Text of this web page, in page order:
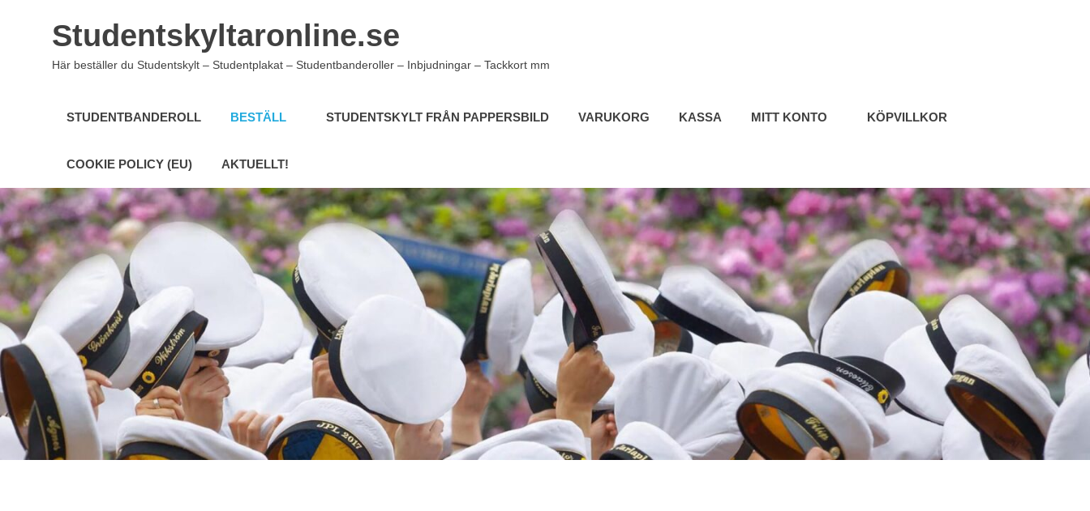
Studentskyltaronline.se
Här beställer du Studentskylt – Studentplakat – Studentbanderoller – Inbjudningar – Tackkort mm
STUDENTBANDEROLL BESTÄLL STUDENTSKYLT FRÅN PAPPERSBILD VARUKORG KASSA MITT KONTO KÖPVILLKOR
COOKIE POLICY (EU) AKTUELLT!